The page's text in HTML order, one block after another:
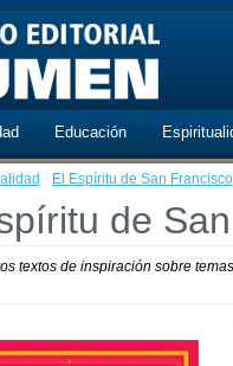
Educación
· El Espíritu de San Francisco
de
textos de inspiración sobre